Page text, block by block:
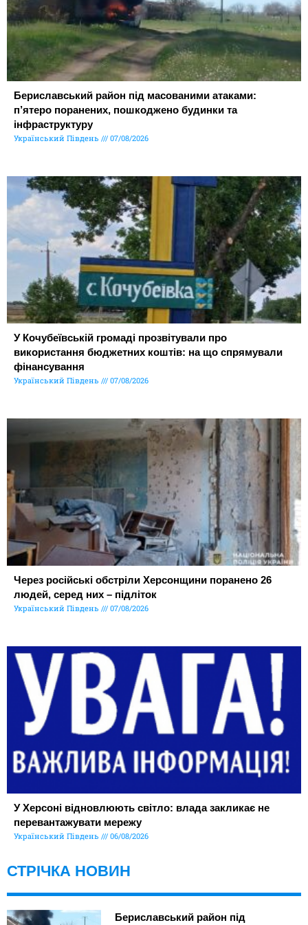
Бериславський район під масованими атаками:
п’ятеро поранених, пошкоджено будинки та
інфраструктуру
Український Південь 07/08/2026
У Кочубеївській громаді прозвітували про
використання бюджетних коштів: на що спрямували
фінансування
Український Південь 07/08/2026
Через російські обстріли Херсонщини поранено 26
людей, серед них – підліток
Український Південь 07/08/2026
У Херсоні відновлюють світло: влада закликає не
перевантажувати мережу
Український Південь 06/08/2026
СТРІЧКА НОВИН
Бериславський район під